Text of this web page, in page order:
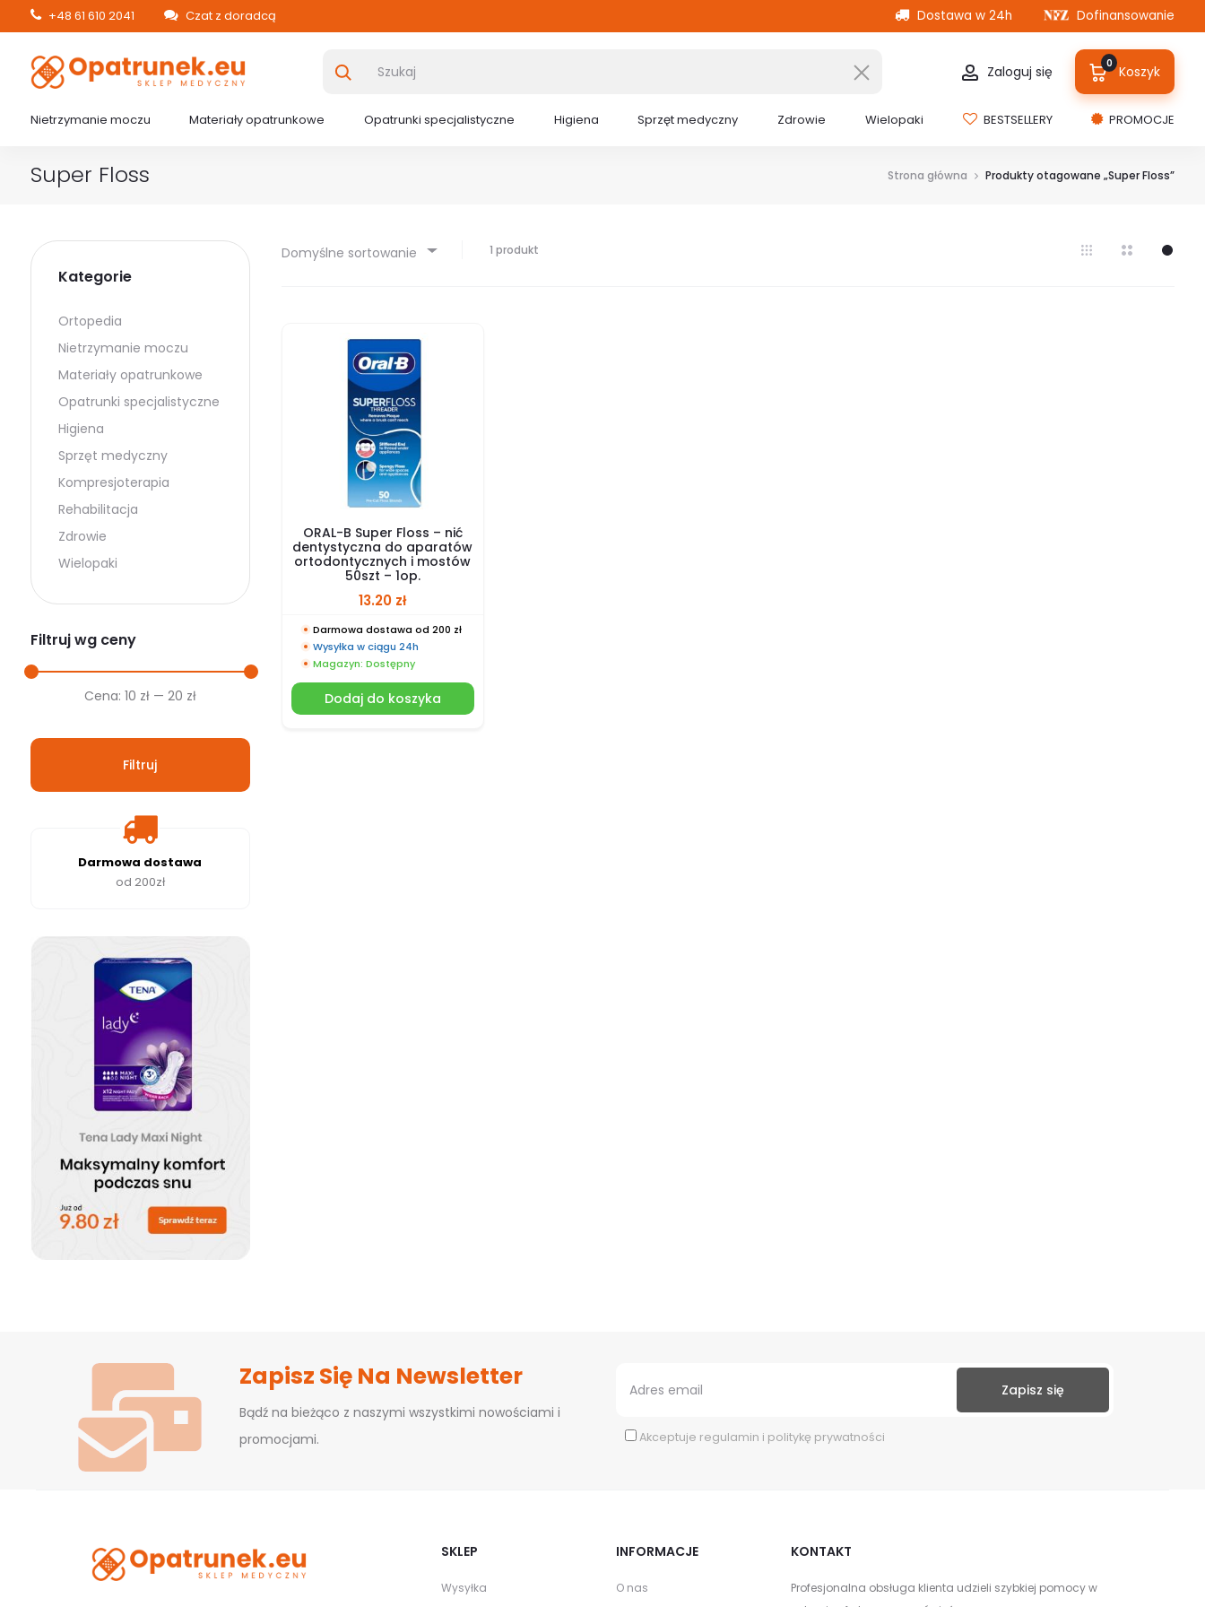
+48 61 610 2041 Czat z doradcą Dostawa w 24h Dofinansowanie
Zaloguj się 0 Koszyk
Nietrzymanie moczu Materiały opatrunkowe Opatrunki specjalistyczne Higiena Sprzęt medyczny Zdrowie Wielopaki BESTSELLERY PROMOCJE
Super Floss Strona główna Produkty otagowane „Super Floss”
Domyślne sortowanie 1 produkt
ORAL-B Super Floss – nić
dentystyczna do aparatów
ortodontycznych i mostów
50szt – 1op.
13.20 zł
Darmowa dostawa od 200 zł
Wysyłka w ciągu 24h
Magazyn: Dostępny
Dodaj do koszyka
Kategorie
Ortopedia
Nietrzymanie moczu
Materiały opatrunkowe
Opatrunki specjalistyczne
Higiena
Sprzęt medyczny
Kompresjoterapia
Rehabilitacja
Zdrowie
Wielopaki
Filtruj wg ceny
Cena
Cena
Filtruj
Cena: 10 zł— 20 zł
Darmowa dostawa
od 200zł
Zapisz Się Na Newsletter
Bądź na bieżąco z naszymi wszystkimi nowościami i
promocjami.
Akceptuje regulamin i politykę prywatności
SKLEP
Wysyłka
INFORMACJE
O nas
KONTAKT
Profesjonalna obsługa klienta udzieli szybkiej pomocy w